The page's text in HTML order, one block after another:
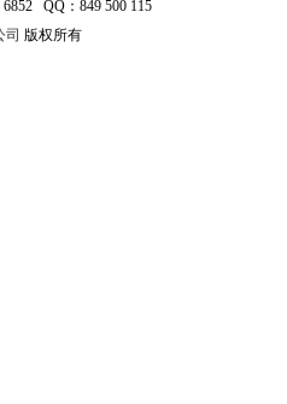
QQ：849 500 115
司 版权所有